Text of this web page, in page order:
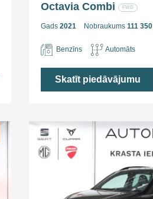
Octavia Combi
FWD
Gads 2021 Nobraukums 111 350
Benzīns Automāts
Skatīt piedāvājumu